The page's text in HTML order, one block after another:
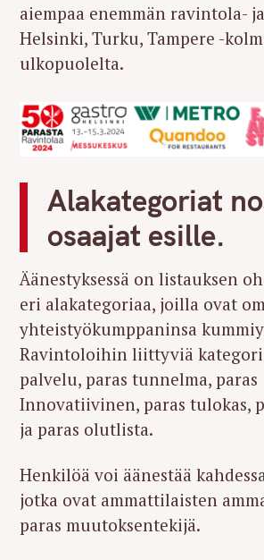
aiempaa enemmän ravintola-
Helsinki, Turku, Tampere -
ulkopuolelta.
Alakategoriat
osaajat esille.
Äänestyksessä on listauksen
eri alakategoriaa, joilla ovat
yhteistyökumppaninsa
Ravintoloihin liittyviä
palvelu, paras tunnelma, paras
Innovatiivinen, paras tulokas,
ja paras olutlista.
Henkilöä voi äänestää
jotka ovat ammattilaisten
paras muutoksentekijä.